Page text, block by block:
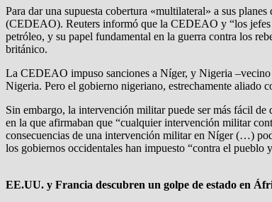
Para dar una supuesta cobertura «multilateral» a sus
(CEDEAO). Reuters informó que la CEDEAO y “los jefes
petróleo, y su papel fundamental en la guerra contra los
británico.
La CEDEAO impuso sanciones a Níger, y Nigeria
Nigeria. Pero el gobierno nigeriano, estrechamente aliado
Sin embargo, la intervención militar puede ser más fácil
en la que afirmaban que “cualquier intervención militar
consecuencias de una intervención militar en Níger (…)
los gobiernos occidentales han impuesto “contra el pueblo
EE.UU. y Francia descubren un golpe de estado en